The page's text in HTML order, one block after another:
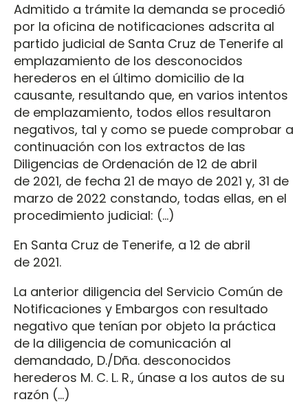
Admitido a trámite la demanda se procedió
por la oficina de notificaciones adscrita al
partido judicial de Santa Cruz de Tenerife al
emplazamiento de los desconocidos
herederos en el último domicilio de la
causante, resultando que, en varios intentos
de emplazamiento, todos ellos resultaron
negativos, tal y como se puede comprobar a
continuación con los extractos de las
Diligencias de Ordenación de 12 de abril
de 2021, de fecha 21 de mayo de 2021 y, 31 de
marzo de 2022 constando, todas ellas, en el
procedimiento judicial: (…)
En Santa Cruz de Tenerife, a 12 de abril
de 2021.
La anterior diligencia del Servicio Común de
Notificaciones y Embargos con resultado
negativo que tenían por objeto la práctica
de la diligencia de comunicación al
demandado, D./Dña. desconocidos
herederos M. C. L. R., únase a los autos de su
razón (…)